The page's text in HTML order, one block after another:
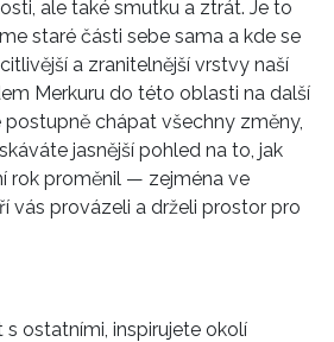
ale také smutku a ztrát. Je to
staré části sebe sama a kde se
a zranitelnější vrstvy naší
Merkuru do této oblasti na další
chápat všechny změny,
jasnější pohled na to, jak
rok proměnil — zejména ve
vás provázeli a drželi prostor pro
s ostatními, inspirujete okolí